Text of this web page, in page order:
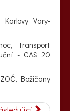
Vary-
transport
- CAS 20
Božičany